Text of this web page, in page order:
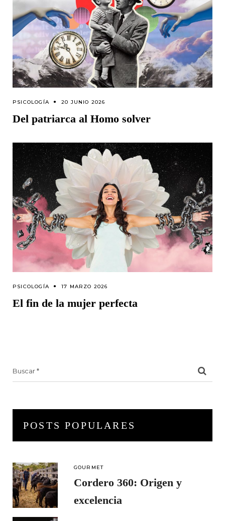
PSICOLOGÍA 20 JUNIO 2026
Del patriarca al Homo solver
PSICOLOGÍA 17 MARZO 2026
El fin de la mujer perfecta
POSTS POPULARES
GOURMET
Cordero 360: Origen y
excelencia